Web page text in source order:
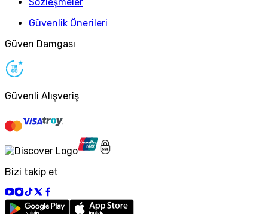
Güvenlik Önerileri
Güven Damgası
Güvenli Alışveriş
Bizi takip et